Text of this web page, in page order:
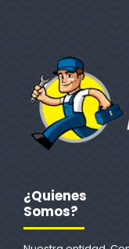
¿Quienes
Somos?